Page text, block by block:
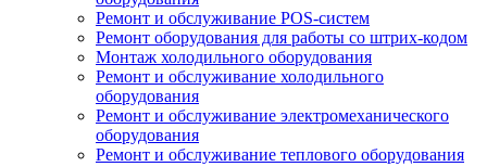
Ремонт и обслуживание POS-систем
Ремонт оборудования для работы со штрих-кодом
Монтаж холодильного оборудования
Ремонт и обслуживание холодильного
оборудования
Ремонт и обслуживание электромеханического
оборудования
Ремонт и обслуживание теплового оборудования